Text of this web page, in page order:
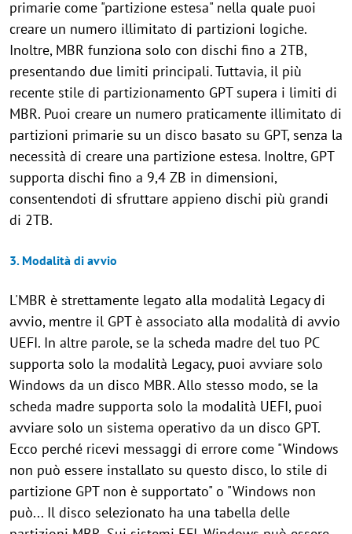
primarie come "partizione estesa" nella quale puoi
creare un numero illimitato di partizioni logiche.
Inoltre, MBR funziona solo con dischi fino a 2TB,
presentando due limiti principali. Tuttavia, il più
recente stile di partizionamento GPT supera i limiti di
MBR. Puoi creare un numero praticamente illimitato di
partizioni primarie su un disco basato su GPT, senza la
necessità di creare una partizione estesa. Inoltre, GPT
supporta dischi fino a 9,4 ZB in dimensioni,
consentendoti di sfruttare appieno dischi più grandi
di 2TB.
3. Modalità di avvio
L'MBR è strettamente legato alla modalità Legacy di
avvio, mentre il GPT è associato alla modalità di avvio
UEFI. In altre parole, se la scheda madre del tuo PC
supporta solo la modalità Legacy, puoi avviare solo
Windows da un disco MBR. Allo stesso modo, se la
scheda madre supporta solo la modalità UEFI, puoi
avviare solo un sistema operativo da un disco GPT.
Ecco perché ricevi messaggi di errore come "Windows
non può essere installato su questo disco, lo stile di
partizione GPT non è supportato" o "Windows non
può... Il disco selezionato ha una tabella delle